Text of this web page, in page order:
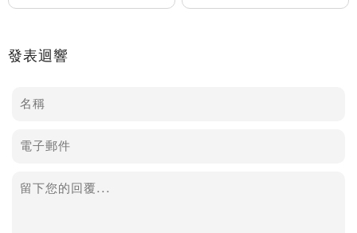
發表迴響